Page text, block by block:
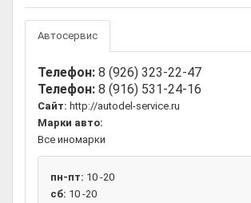
Автосервис
Телефон: 8 (926) 323-22-47
Телефон: 8 (916) 531-24-16
Сайт: http://autodel-service.ru
Марки авто:
Все иномарки
пн-пт: 10 -20
сб: 10 -20